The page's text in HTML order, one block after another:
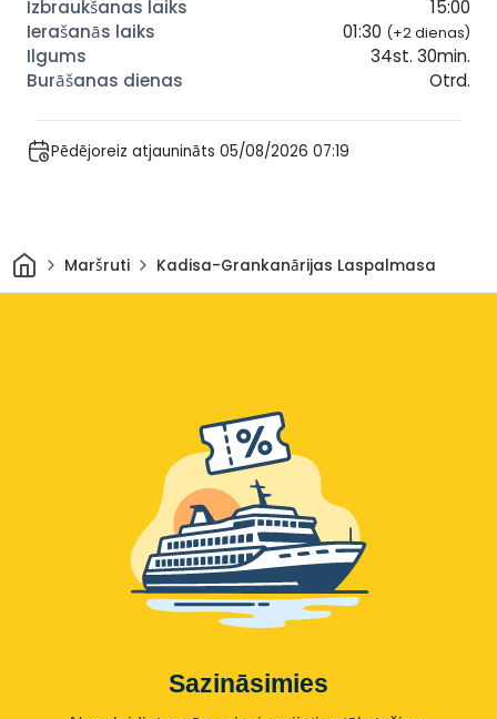
15:00
01:30 (+2 dienas)
34st. 30min.
Otrd.
Pēdējoreiz atjaunināts 05/08/2026 07:19
Sākums
Maršruti Kadisa-Grankanārijas Laspalmasa
Sazināsimies